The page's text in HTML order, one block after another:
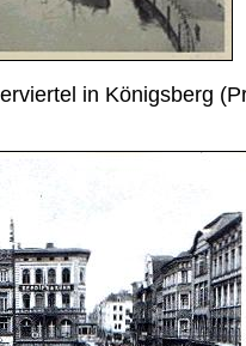
in Königsberg